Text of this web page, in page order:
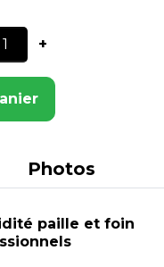
+
Photos
paille et foin